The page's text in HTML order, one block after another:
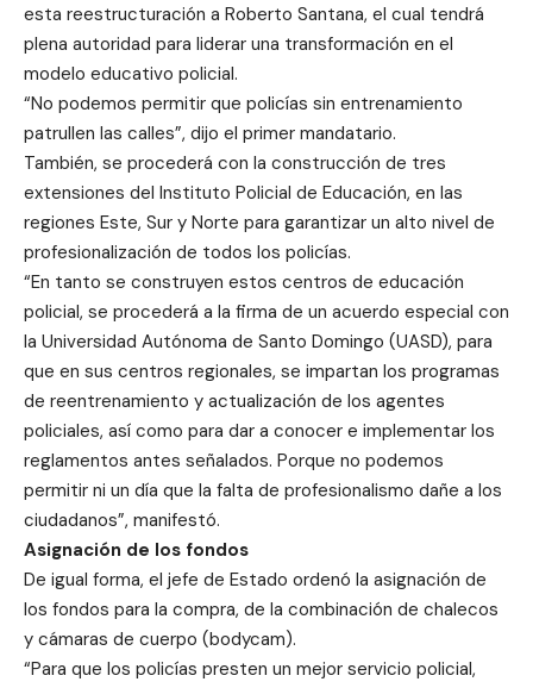
esta reestructuración a Roberto Santana, el cual tendrá
plena autoridad para liderar una transformación en el
modelo educativo policial.
“No podemos permitir que policías sin entrenamiento
patrullen las calles”, dijo el primer mandatario.
También, se procederá con la construcción de tres
extensiones del Instituto Policial de Educación, en las
regiones Este, Sur y Norte para garantizar un alto nivel de
profesionalización de todos los policías.
“En tanto se construyen estos centros de educación
policial, se procederá a la firma de un acuerdo especial con
la Universidad Autónoma de Santo Domingo (UASD), para
que en sus centros regionales, se impartan los programas
de reentrenamiento y actualización de los agentes
policiales, así como para dar a conocer e implementar los
reglamentos antes señalados. Porque no podemos
permitir ni un día que la falta de profesionalismo dañe a los
ciudadanos”, manifestó.
Asignación de los fondos
De igual forma, el jefe de Estado ordenó la asignación de
los fondos para la compra, de la combinación de chalecos
y cámaras de cuerpo (bodycam).
“Para que los policías presten un mejor servicio policial,